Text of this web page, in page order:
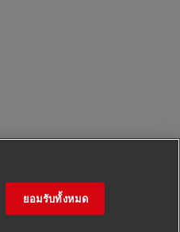
ยอมรับทั้งหมด